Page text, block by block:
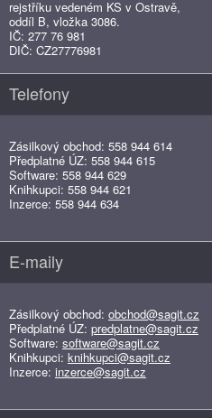
rejstříku vedeném KS v Ostravě,
oddíl B, vložka 3086.
IČ: 277 76 981
DIČ: CZ27776981
Telefony
Zásilkový obchod: 558 944 614
Předplatné ÚZ: 558 944 615
Software: 558 944 629
Knihkupci: 558 944 621
Inzerce: 558 944 634
E-maily
Zásilkový obchod: obchod@sagit.cz
Předplatné ÚZ: predplatne@sagit.cz
Software: software@sagit.cz
Knihkupci: knihkupci@sagit.cz
Inzerce: inzerce@sagit.cz